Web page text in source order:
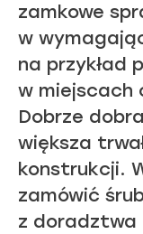
zamkowe
w
na przykład
w miejscach
Dobrze
większa
konstrukcji.
zamówić
z doradztwa